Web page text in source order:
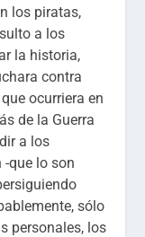
los piratas,
a los
la historia,
contra
ocurriera en
de la Guerra
a los
-que lo son
sólo
personales, los